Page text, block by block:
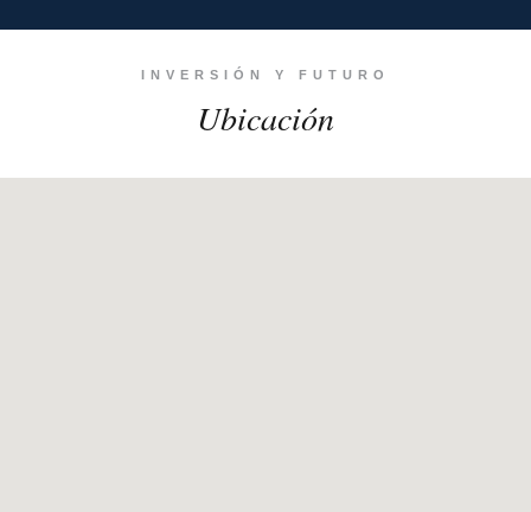
INVERSIÓN Y FUTURO
Ubicación